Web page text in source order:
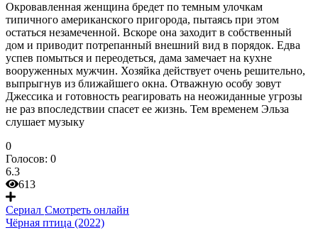
Окровавленная женщина бредет по темным улочкам
типичного американского пригорода, пытаясь при этом
остаться незамеченной. Вскоре она заходит в собственный
дом и приводит потрепанный внешний вид в порядок. Едва
успев помыться и переодеться, дама замечает на кухне
вооруженных мужчин. Хозяйка действует очень решительно,
выпрыгнув из ближайшего окна. Отважную особу зовут
Джессика и готовность реагировать на неожиданные угрозы
не раз впоследствии спасет ее жизнь. Тем временем Эльза
слушает музыку
0
Голосов: 0
6.3
613
Сериал Смотреть онлайн
Чёрная птица (2022)